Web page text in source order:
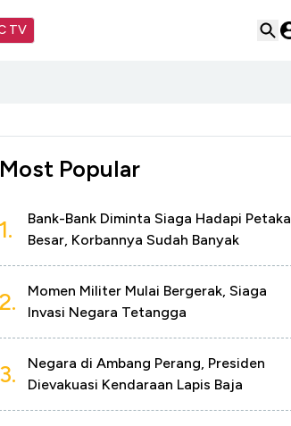
TV
Most Popular
1.
Bank-Bank Diminta Siaga Hadapi Petaka
Besar, Korbannya Sudah Banyak
2.
Momen Militer Mulai Bergerak, Siaga
Invasi Negara Tetangga
3.
Negara di Ambang Perang, Presiden
Dievakuasi Kendaraan Lapis Baja